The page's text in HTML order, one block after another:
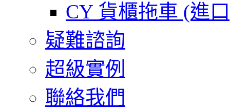
CY 貨櫃拖車 (進
疑難諮詢
超級實例
聯絡我們